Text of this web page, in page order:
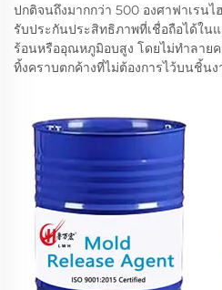
ปกติจนถึงมากกว่า 500 องศาฟาเรน
รับประกันประสิทธิภาพที่เชื่อถือได้ใ
ร้อนหรืออุณหภูมิอบสูง โดยไม่ทำลา
ทิ้งคราบตกค้างที่ไม่ต้องการไว้บนชิ้นง